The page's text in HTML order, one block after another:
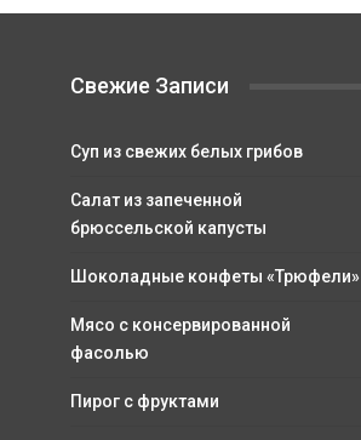
Свежие Записи
Суп из свежих белых грибов
Салат из запеченной
брюссельской капусты
Шоколадные конфеты «Трюфели»
Мясо с консервированной
фасолью
Пирог с фруктами